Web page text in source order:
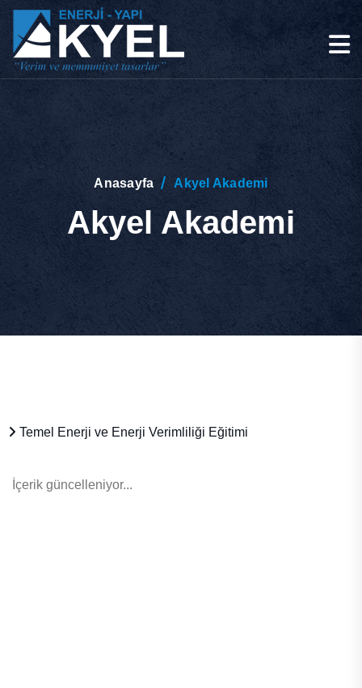
Anasayfa Akyel Akademi
Akyel Akademi
Temel Enerji ve Enerji Verimliliği Eğitimi
İçerik güncelleniyor...